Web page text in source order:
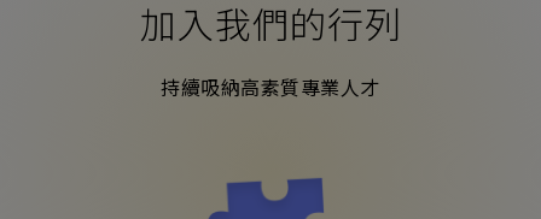
加入我們的行列
持續吸納高素質專業人才